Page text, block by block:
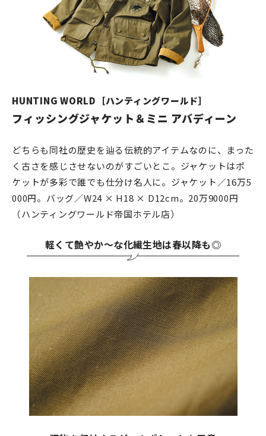
HUNTING WORLD［ハンティングワールド］
フィッシングジャケット＆ミニ アバディーン
どちらも同社の歴史を辿る伝統的アイテムなのに、まった
く古さを感じさせないのがすごいとこ。ジャケットはポ
ケットが多彩で誰でも仕分け名人に。ジャケット／16万5
000円。バッグ／W24 × H18 × D12cm。20万9000円
（ハンティングワールド帝国ホテル店）
軽くて艶やか～な化繊生地は春以降も◎